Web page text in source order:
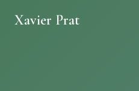
Xavier Prat